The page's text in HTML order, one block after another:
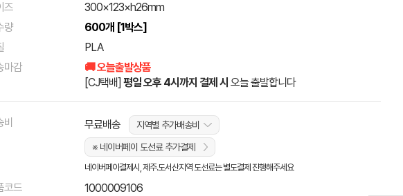
즈
300×123×h26mm
량
600개 [1박스]
PLA
마감
🚚 오늘출발상품
[CJ택배] 평일 오후 4시까지 결제 시 오늘 출발합니다
무료배송
지역별 추가배송비
※ 네이버페이 도선료 추가결제
네이버페이결제시, 제주.도서산지역 도선료는 별도결제 진행해주세요
코드 1000009106